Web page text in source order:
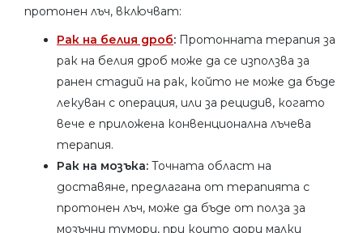
протонен лъч, включват:
Рак на белия дроб: Протонната терапия за
рак на белия дроб може да се използва за
ранен стадий на рак, който не може да бъде
лекуван с операция, или за рецидив, когато
вече е приложена конвенционална лъчева
терапия.
Рак на мозъка: Точната област на
доставяне, предлагана от терапията с
протонен лъч, може да бъде от полза за
мозъчни тумори, при които дори малки